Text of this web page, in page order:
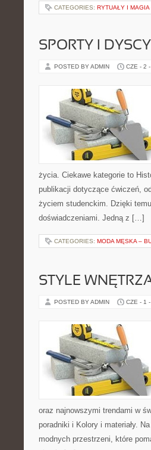
CATEGORIES: RYTUAŁY I MAGIA
SPORTY I
POSTED BY ADMIN CZE - 2
życia. Ciekawe kategorie to
publikacji dotyczące ćwiczeń,
życiem studenckim. Dzięki
doświadczeniami. Jedną z […]
CATEGORIES: MODA MĘSKA –
STYLE
POSTED BY ADMIN CZE - 1
oraz najnowszymi trendami w
poradniki i Kolory i materiały.
modnych przestrzeni, które